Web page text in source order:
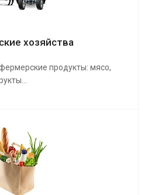
хозяйства
продукты: мясо,